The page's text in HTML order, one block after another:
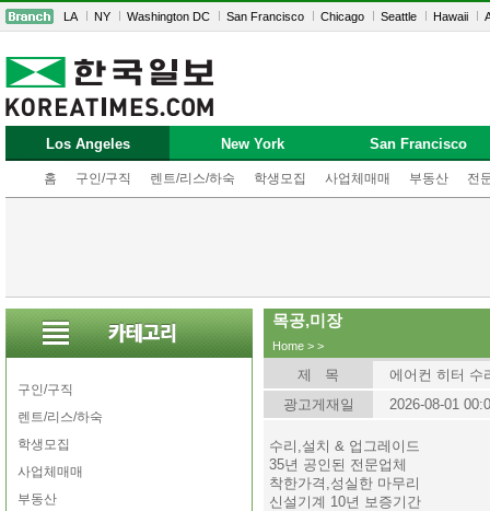
LA NY Washington DC San Francisco Chicago Seattle Hawaii
Los Angeles
홈 구인/구직 렌트/리스/하숙 학생모집 사업체매매 부동산 전
New York San Francisco
구인/구직
렌트/리스/하숙
학생모집
사업체매매
부동산
목공,미장
Home > >
제 목
에어컨 히터 수
광고게재일
2026-08-01
수리,설치 & 업그레이드
35년 공인된 전문업체
착한가격,성실한 마무리
신설기계 10년 보증기간